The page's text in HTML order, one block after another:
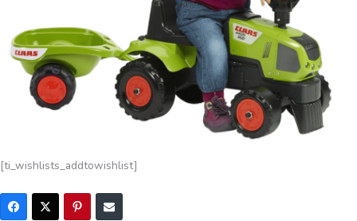
[ti_wishlists_addtowishlist]